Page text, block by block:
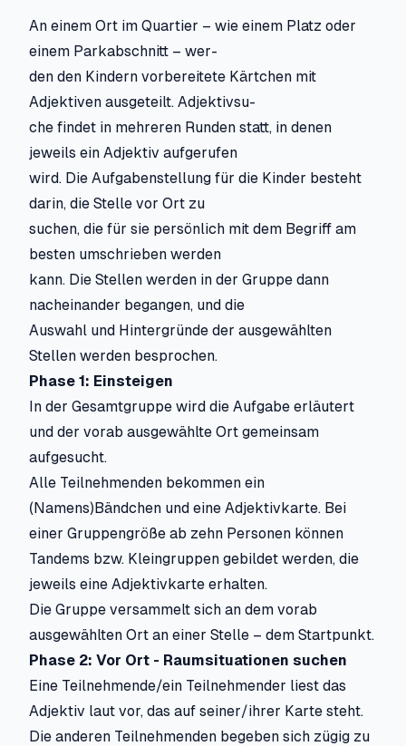
An einem Ort im Quartier – wie einem Platz oder
einem Parkabschnitt – wer-
den den Kindern vorbereitete Kärtchen mit
Adjektiven ausgeteilt. Adjektivsu-
che findet in mehreren Runden statt, in denen
jeweils ein Adjektiv aufgerufen
wird. Die Aufgabenstellung für die Kinder besteht
darin, die Stelle vor Ort zu
suchen, die für sie persönlich mit dem Begriff am
besten umschrieben werden
kann. Die Stellen werden in der Gruppe dann
nacheinander begangen, und die
Auswahl und Hintergründe der ausgewählten
Stellen werden besprochen.
Phase 1: Einsteigen
In der Gesamtgruppe wird die Aufgabe erläutert
und der vorab ausgewählte Ort gemeinsam
aufgesucht.
Alle Teilnehmenden bekommen ein
(Namens)Bändchen und eine Adjektivkarte. Bei
einer Gruppengröße ab zehn Personen können
Tandems bzw. Kleingruppen gebildet werden, die
jeweils eine Adjektivkarte erhalten.
Die Gruppe versammelt sich an dem vorab
ausgewählten Ort an einer Stelle – dem Startpunkt.
Phase 2: Vor Ort - Raumsituationen suchen
Eine Teilnehmende/ein Teilnehmender liest das
Adjektiv laut vor, das auf seiner/ihrer Karte steht.
Die anderen Teilnehmenden begeben sich zügig zu